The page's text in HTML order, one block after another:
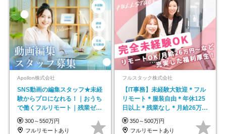
Apollon株式会社
SNS動画の編集スタッフ★未経
験からプロになれる！｜おうち
で働くフルリモート｜残業ゼロ
で18時退勤◎
300～550万円
フルリモートあり
フルスタック株式会社
【IT事務】未経験大歓迎＊フル
リモート＊服装自由＊年休125
日以上＊残業なし＊月給26万円
以上
350～500万円
フルリモートあり